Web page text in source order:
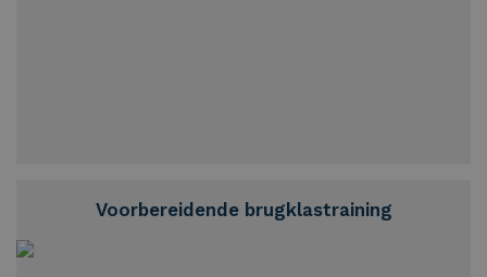
Voorbereidende brugklastraining